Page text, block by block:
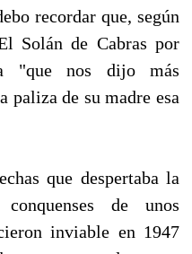
recordar que, según
Solán de Cabras por
"que nos dijo más
paliza de su madre esa
que despertaba la
de unos
inviable en 1947